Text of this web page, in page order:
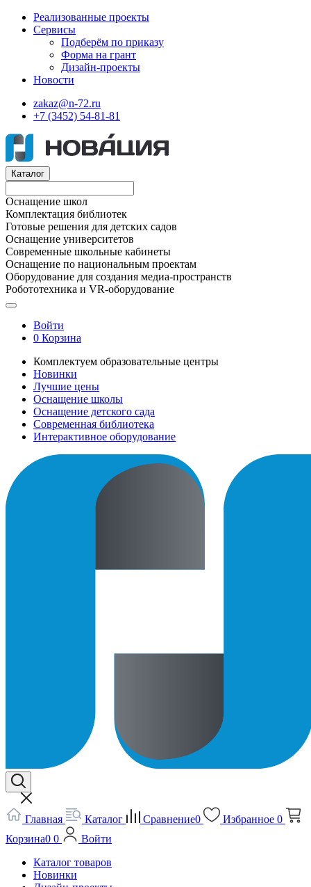
Реализованные проекты
Сервисы
Подберём по приказу
Форма на грант
Дизайн-проекты
Новости
zakaz@n-72.ru
+7 (3452) 54-81-81
Каталог
Оснащение школ
Комплектация библиотек
Готовые решения для детских садов
Оснащение университетов
Современные школьные кабинеты
Оснащение по национальным проектам
Оборудование для создания медиа-пространств
Робототехника и VR-оборудование
Войти
0 Корзина
Комплектуем образовательные центры
Новинки
Лучшие цены
Оснащение школы
Оснащение детского сада
Современная библиотека
Интерактивное оборудование
Главная Каталог Сравнение0 Избранное 0
Корзина0 0
Войти
Каталог товаров
Новинки